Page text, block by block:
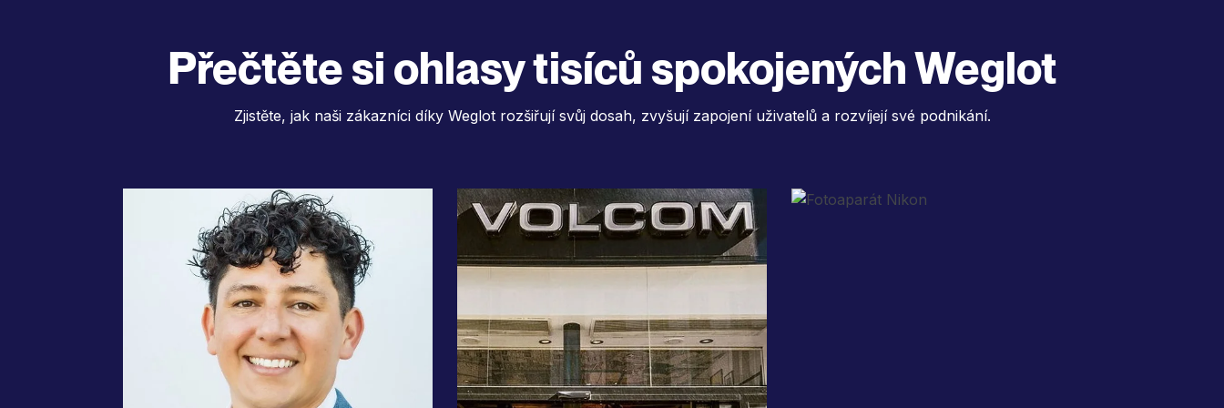
Přečtěte si ohlasy tisíců spokojených Weglot
Zjistěte, jak naši zákazníci díky Weglot rozšiřují svůj dosah, zvyšují zapojení uživatelů a rozvíjejí své podnikání.
"Využíváme překlad pomocí
umělé inteligence v našich 37
jazycích a náš globální tým v
"Okamžité překlady urychlily
naše konverze a umožnily
našim obchodníkům